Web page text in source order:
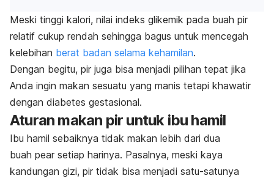
Meski tinggi kalori, nilai indeks glikemik pada buah pir
relatif cukup rendah sehingga bagus untuk mencegah
kelebihan berat badan selama kehamilan.
Dengan begitu, pir juga bisa menjadi pilihan tepat jika
Anda ingin makan sesuatu yang manis tetapi khawatir
dengan diabetes gestasional.
Aturan makan pir untuk ibu hamil
Ibu hamil sebaiknya tidak makan lebih dari dua
buah pear setiap harinya. Pasalnya, meski kaya
kandungan gizi, pir tidak bisa menjadi satu-satunya